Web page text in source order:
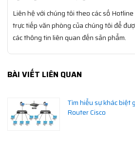
Liên hệ với chúng tôi theo các số
trực tiếp văn phòng của chúng tôi để
các thông tin liên quan đến sản phẩm.
BÀI VIẾT LIÊN QUAN
Tìm hiểu sự khác biệt
Router Cisco